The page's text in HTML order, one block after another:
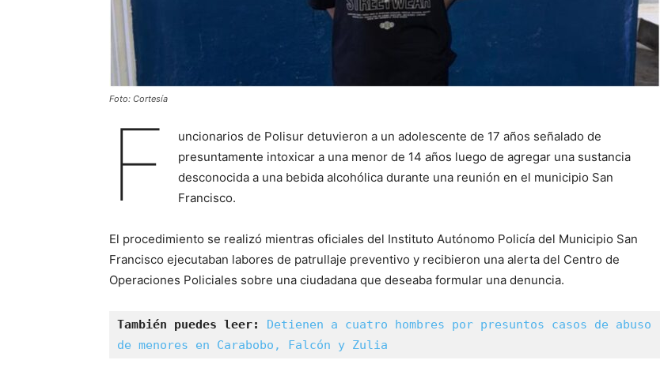
Foto: Cortesía
F
uncionarios de Polisur detuvieron a un adolescente de 17 años señalado de
presuntamente intoxicar a una menor de 14 años luego de agregar una sustancia
desconocida a una bebida alcohólica durante una reunión en el municipio San
Francisco.
El procedimiento se realizó mientras oficiales del Instituto Autónomo Policía del Municipio San
Francisco ejecutaban labores de patrullaje preventivo y recibieron una alerta del Centro de
Operaciones Policiales sobre una ciudadana que deseaba formular una denuncia.
También puedes leer:
Detienen a cuatro hombres por presuntos casos de abuso
de menores en Carabobo, Falcón y Zulia